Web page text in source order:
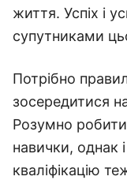
життя. Успіх і
супутниками
Потрібно
зосередитися
Розумно робити
навички, однак
кваліфікацію